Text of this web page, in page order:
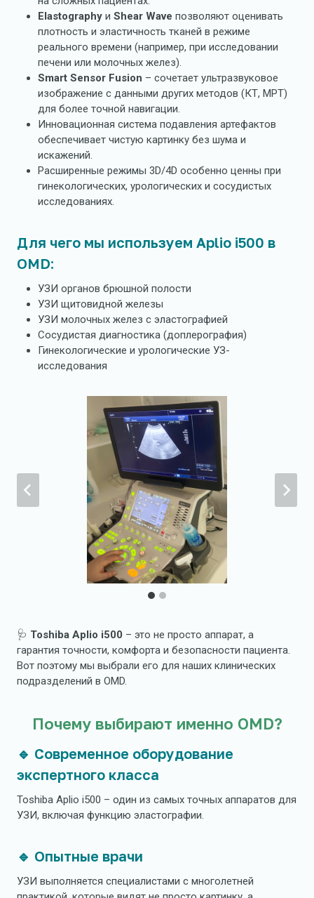
Elastography и Shear Wave позволяют оценивать
плотность и эластичность тканей в режиме
реального времени (например, при исследовании
печени или молочных желез).
Smart Sensor Fusion – сочетает ультразвуковое
изображение с данными других методов (КТ, МРТ)
для более точной навигации.
Инновационная система подавления артефактов
обеспечивает чистую картинку без шума и
искажений.
Расширенные режимы 3D/4D особенно ценны при
гинекологических, урологических и сосудистых
исследованиях.
Для чего мы используем Aplio i500 в
OMD:
УЗИ органов брюшной полости
УЗИ щитовидной железы
УЗИ молочных желез с эластографией
Сосудистая диагностика (доплерография)
Гинекологические и урологические УЗ-
исследования
🩺 Toshiba Aplio i500 – это не просто аппарат, а
гарантия точности, комфорта и безопасности пациента.
Вот поэтому мы выбрали его для наших клинических
подразделений в OMD.
Почему выбирают именно OMD?
🔹 Современное оборудование
экспертного класса
Toshiba Aplio i500 – один из самых точных аппаратов для
УЗИ, включая функцию эластографии.
🔹 Опытные врачи
УЗИ выполняется специалистами с многолетней